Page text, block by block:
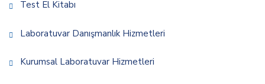
Test El Kitabı
Laboratuvar Danışmanlık Hizmetleri
Kurumsal Laboratuvar Hizmetleri